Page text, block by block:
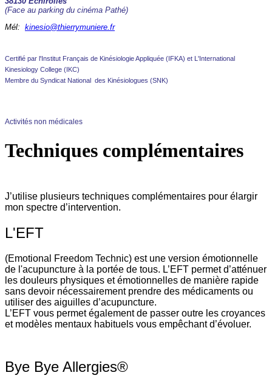
(Face au parking du cinéma Pathé)
Mél: kinesio@thierrymuniere.fr
Certifié par l'Institut Français de Kinésiologie Appliquée (IFKA) et L'International
Kinesiology College (IKC)
Membre du Syndicat National des Kinésiologues (SNK)
Activités non médicales
Techniques complémentaires
J’utilise plusieurs techniques complémentaires pour élargir
mon spectre d’intervention.
L'EFT
(Emotional Freedom Technic) est une version émotionnelle
de l'acupuncture à la portée de tous. L’EFT permet d’atténuer
les douleurs physiques et émotionnelles de manière rapide
sans devoir nécessairement prendre des médicaments ou
utiliser des aiguilles d’acupuncture.
L’EFT vous permet également de passer outre les croyances
et modèles mentaux habituels vous empêchant d’évoluer.
Bye Bye Allergies®